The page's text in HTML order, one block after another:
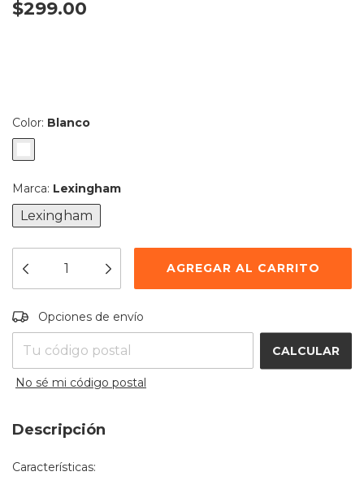
$299.00
Color: Blanco
Marca: Lexingham
Lexingham
Entregas para el CP:
Opciones de envío
CALCULAR
No sé mi código postal
Descripción
Características: